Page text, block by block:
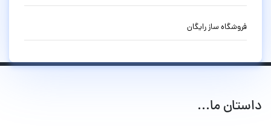
فروشگاه ساز رایگان
داستان ما...